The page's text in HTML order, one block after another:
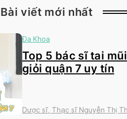
Bài viết mới nhất
Đa Khoa
Top 5 bác sĩ tai
giỏi quận 7 uy tín
Dược sĩ, Thạc sĩ Nguyễn Thị